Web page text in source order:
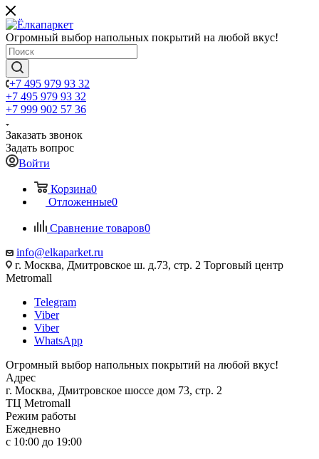
Огромный выбор напольных покрытий на любой вкус!
+7 495 979 93 32
+7 495 979 93 32
+7 999 902 57 36
Заказать звонок
Задать вопрос
Войти
Корзина0
Отложенные0
Сравнение товаров0
info@elkaparket.ru
г. Москва, Дмитровское ш. д.73, стр. 2 Торговый центр
Metromall
Telegram
Viber
Viber
WhatsApp
Огромный выбор напольных покрытий на любой вкус!
Адрес
г. Москва, Дмитровское шоссе дом 73, стр. 2
ТЦ Metromall
Режим работы
Ежедневно
с 10:00 до 19:00